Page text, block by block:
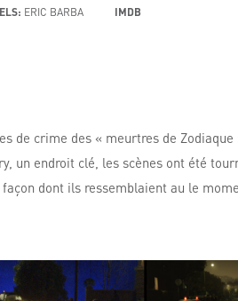
ERIC BARBA IMDB
de crime des « meurtres de Zodiaque
un endroit clé, les scènes ont été
dont ils ressemblaient au le